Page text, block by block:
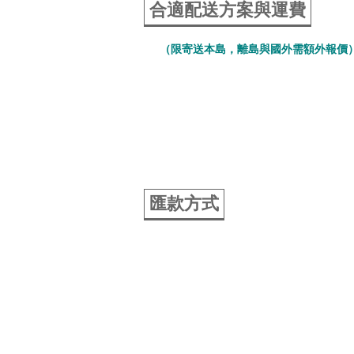
合適配送方案與運費
（限寄送本島，離島與國外需額外報價
匯款方式